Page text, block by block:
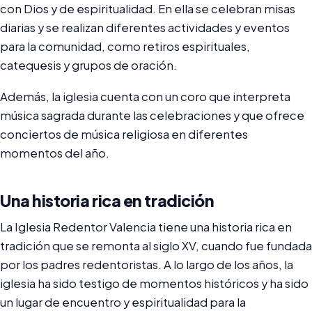
con Dios y de espiritualidad. En ella se celebran misas
diarias y se realizan diferentes actividades y eventos
para la comunidad, como retiros espirituales,
catequesis y grupos de oración.
Además, la iglesia cuenta con un coro que interpreta
música sagrada durante las celebraciones y que ofrece
conciertos de música religiosa en diferentes
momentos del año.
Una historia rica en tradición
La Iglesia Redentor Valencia tiene una historia rica en
tradición que se remonta al siglo XV, cuando fue fundada
por los padres redentoristas. A lo largo de los años, la
iglesia ha sido testigo de momentos históricos y ha sido
un lugar de encuentro y espiritualidad para la